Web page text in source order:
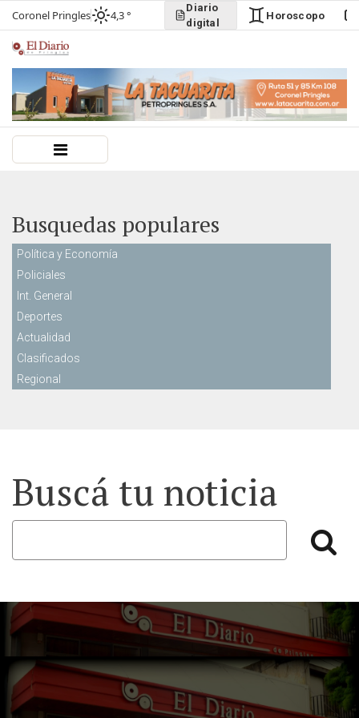
Coronel Pringles 4,3 °
Diario
digital
Horoscopo
Busquedas populares
Política y Economía
Policiales
Int. General
Deportes
Actualidad
Clasificados
Regional
Buscá tu noticia